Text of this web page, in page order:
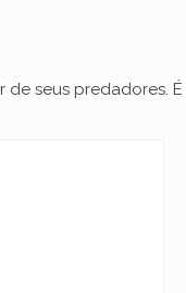
seus predadores.